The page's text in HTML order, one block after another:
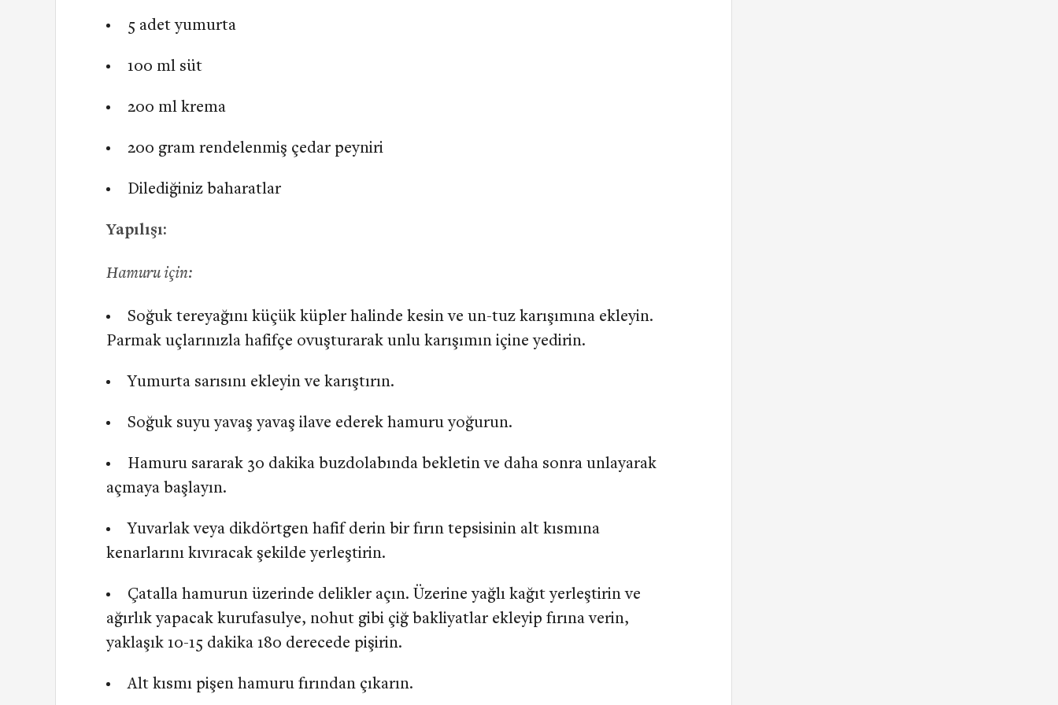
5 adet yumurta
100 ml süt
200 ml krema
200 gram rendelenmiş çedar peyniri
Dilediğiniz baharatlar
Yapılışı:
Hamuru için:
Soğuk tereyağını küçük küpler halinde kesin ve un-tuz karışımına ekleyin.
Parmak uçlarınızla hafifçe ovuşturarak unlu karışımın içine yedirin.
Yumurta sarısını ekleyin ve karıştırın.
Soğuk suyu yavaş yavaş ilave ederek hamuru yoğurun.
Hamuru sararak 30 dakika buzdolabında bekletin ve daha sonra unlayarak
açmaya başlayın.
Yuvarlak veya dikdörtgen hafif derin bir fırın tepsisinin alt kısmına
kenarlarını kıvıracak şekilde yerleştirin.
Çatalla hamurun üzerinde delikler açın. Üzerine yağlı kağıt yerleştirin ve
ağırlık yapacak kurufasulye, nohut gibi çiğ bakliyatlar ekleyip fırına verin,
yaklaşık 10-15 dakika 180 derecede pişirin.
Alt kısmı pişen hamuru fırından çıkarın.